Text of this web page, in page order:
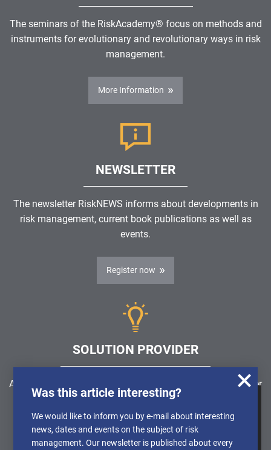
We use cookies to obtain anonymised
information about the use of our website, so
that we can constantly improve our offer.
The seminars of the RiskAcademy® focus on methods and
instruments for evolutionary and revolutionary ways in risk
management.
More Information
NEWSLETTER
The newsletter RiskNEWS informs about developments in
risk management, current book publications as well as
events.
Register now
SOLUTION PROVIDER
Are you looking for a software solution or a service provider
in the field of risk management, GRC, ICS or ISMS?
Find a solution provider
Was this article interesting?
We would like to inform you by e-mail about interesting
news, dates and events on the subject of risk
management. Our newsletter is published about every